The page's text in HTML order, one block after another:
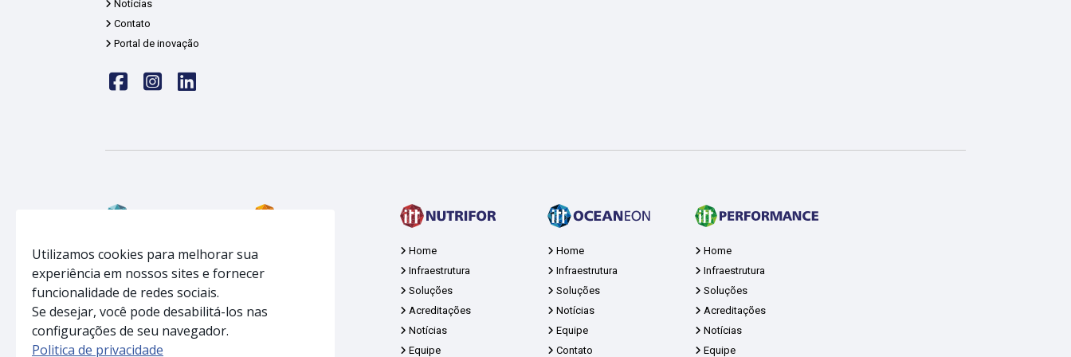
Notícias
Contato
Portal de inovação
Faceinstalinkedin
Home
Infraestrutura
Soluções
Notícias
Equipe
Contato
Infraestrutura
Acreditações
Home
Infraestrutura
Soluções
Acreditações
Notícias
Equipe
Home
Infraestrutura
Soluções
Notícias
Equipe
Contato
Home
Infraestrutura
Soluções
Acreditações
Notícias
Equipe
Utilizamos cookies para melhorar sua
experiência em nossos sites e fornecer
funcionalidade de redes sociais.
Se desejar, você pode desabilitá-los nas
configurações de seu navegador.
Politica de privacidade